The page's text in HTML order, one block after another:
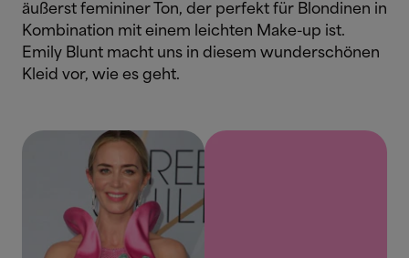
äußerst femininer Ton, der perfekt für Blondinen in
Kombination mit einem leichten Make-up ist.
Emily Blunt macht uns in diesem wunderschönen
Kleid vor, wie es geht.